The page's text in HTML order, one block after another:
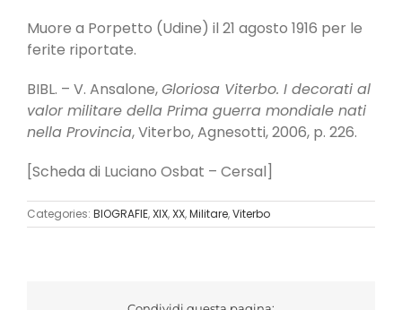
Muore a Porpetto (Udine) il 21 agosto 1916 per le
ferite riportate.
BIBL. – V. Ansalone,Gloriosa Viterbo. I decorati al
valor militare della Prima guerra mondiale nati
nella Provincia, Viterbo, Agnesotti, 2006, p. 226.
[Scheda di Luciano Osbat – Cersal]
Categories: BIOGRAFIE,XIX,XX,Militare,Viterbo